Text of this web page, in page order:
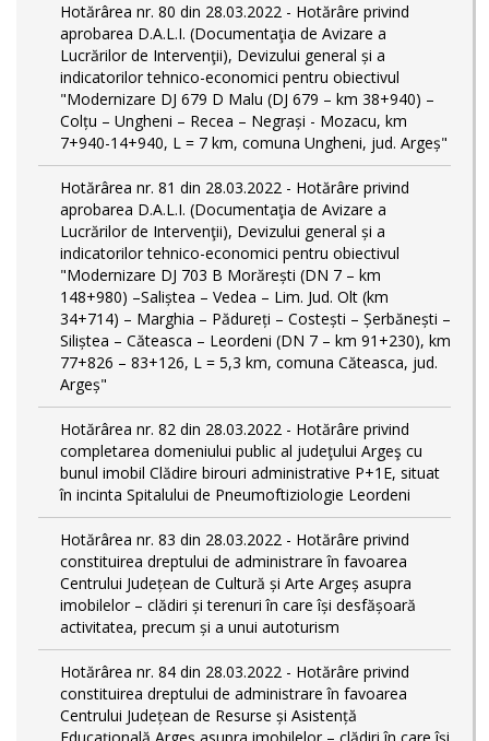
Hotărârea nr. 80 din 28.03.2022 - Hotărâre privind
aprobarea D.A.L.I. (Documentaţia de Avizare a
Lucrărilor de Intervenţii), Devizului general și a
indicatorilor tehnico-economici pentru obiectivul
"Modernizare DJ 679 D Malu (DJ 679 – km 38+940) –
Colțu – Ungheni – Recea – Negrași - Mozacu, km
7+940-14+940, L = 7 km, comuna Ungheni, jud. Argeș"
Hotărârea nr. 81 din 28.03.2022 - Hotărâre privind
aprobarea D.A.L.I. (Documentaţia de Avizare a
Lucrărilor de Intervenţii), Devizului general și a
indicatorilor tehnico-economici pentru obiectivul
"Modernizare DJ 703 B Morărești (DN 7 – km
148+980) –Saliștea – Vedea – Lim. Jud. Olt (km
34+714) – Marghia – Pădureți – Costești – Șerbănești –
Siliștea – Căteasca – Leordeni (DN 7 – km 91+230), km
77+826 – 83+126, L = 5,3 km, comuna Căteasca, jud.
Argeș"
Hotărârea nr. 82 din 28.03.2022 - Hotărâre privind
completarea domeniului public al judeţului Argeş cu
bunul imobil Clădire birouri administrative P+1E, situat
în incinta Spitalului de Pneumoftiziologie Leordeni
Hotărârea nr. 83 din 28.03.2022 - Hotărâre privind
constituirea dreptului de administrare în favoarea
Centrului Județean de Cultură și Arte Argeș asupra
imobilelor – clădiri și terenuri în care își desfășoară
activitatea, precum și a unui autoturism
Hotărârea nr. 84 din 28.03.2022 - Hotărâre privind
constituirea dreptului de administrare în favoarea
Centrului Județean de Resurse și Asistență